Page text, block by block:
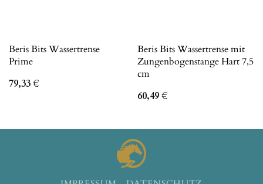
Beris Bits Wassertrense
Prime
79,33€
Beris Bits Wassertrense mit
Zungenbogenstange Hart 7,5
cm
60,49€